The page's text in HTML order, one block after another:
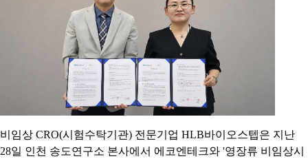
비임상 CRO(시험수탁기관) 전문기업 HLB바이오스텝은 지난
28일 인천 송도연구소 본사에서 에코엔테크와 '영장류 비임상시